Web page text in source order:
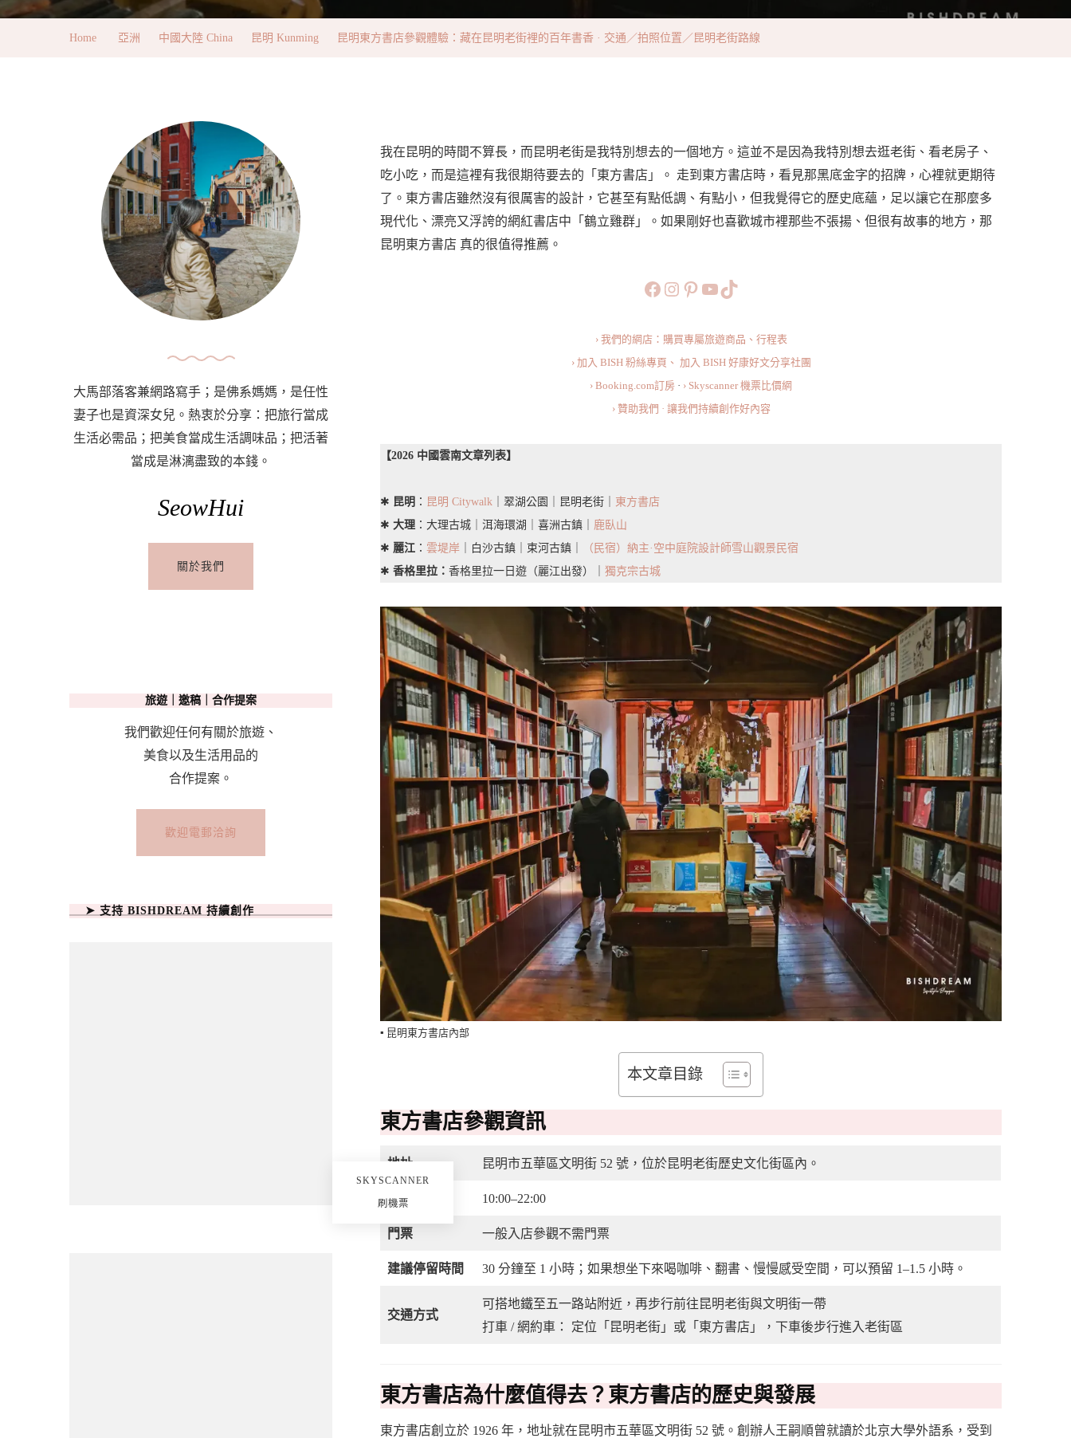
體
明
老
街
裡
位
置
／
昆
老
路
線
Home 亞洲 中國大陸 China 昆明 Kunming 昆明東方書店參觀體驗：藏在昆明老街裡的百年書香 · 交通／拍照位置／昆明老街路線
我在昆明的時間不算長，而昆明老街是我特別想去的一個地方。這並不是因為我特別想去逛老街、看老房子、
吃小吃，而是這裡有我很期待要去的「東方書店」。 走到東方書店時，看見那黑底金字的招牌，心裡就更期待
了。東方書店雖然沒有很厲害的設計，它甚至有點低調、有點小，但我覺得它的歷史底蘊，足以讓它在那麼多
現代化、漂亮又浮誇的網紅書店中「鶴立雞群」。如果剛好也喜歡城市裡那些不張揚、但很有故事的地方，那
昆明東方書店 真的很值得推薦。
https://www.facebook.com/bishdream
https://www.instagram.com/bishdream/
https://www.pinterest.com/BISHDREAM/
旅行美食小短片TikTok
› 我們的網店：購買專屬旅遊商品、行程表
› 加入 BISH 粉絲專頁、 加入 BISH 好康好文分享社團
› Booking.com訂房 · › Skyscanner 機票比價網
› 贊助我們 · 讓我們持續創作好內容
【2026 中國雲南文章列表】
✱ 昆明 ： 昆明 Citywalk ｜翠湖公園｜昆明老街｜ 東方書店
✱ 大理 ：大理古城｜洱海環湖｜喜洲古鎮｜ 鹿臥山
✱ 麗江 ： 雲堤岸 ｜白沙古鎮｜束河古鎮｜
（民宿）納主·空中庭院設計師雪山觀景民宿
✱ 香格里拉： 香格里拉一日遊（麗江出發）｜ 獨克宗古城
▪️ 昆明東方書店內部
本文章目錄
東方書店參觀資訊
地址 昆明市五華區文明街 52 號，位於昆明老街歷史文化街區內。
營業時間 10:00–22:00
門票 一般入店參觀不需門票
建議停留時間 30 分鐘至 1 小時；如果想坐下來喝咖啡、翻書、慢慢感受空間，可以預留 1–1.5 小時。
交通方式
可搭地鐵至五一路站附近，再步行前往昆明老街與文明街一帶
打車 / 網約車： 定位「昆明老街」或「東方書店」，下車後步行進入老街區
東方書店為什麼值得去？東方書店的歷史與發展
東方書店創立於 1926 年，地址就在昆明市五華區文明街 52 號。創辦人王嗣順曾就讀於北京大學外語系，受到
大馬部落客兼網路寫手；是佛系媽媽，是任性
妻子也是資深女兒。熱衷於分享：把旅行當成
生活必需品；把美食當成生活調味品；把活著
當成是淋漓盡致的本錢。
SeowHui
關於我們
旅遊｜邀稿｜合作提案
我們歡迎任何有關於旅遊、
美食以及生活用品的
合作提案。
歡迎電郵洽詢
➤ 支持 BISHDREAM 持續創作
SKYSCANNER
刷機票